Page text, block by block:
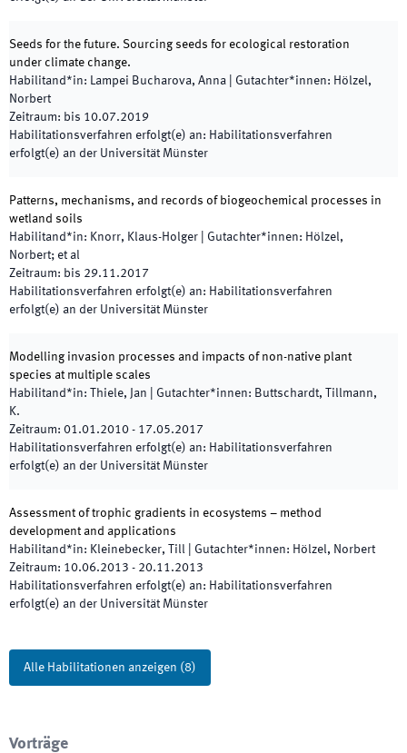
Seeds for the future. Sourcing seeds for ecological restoration
under climate change.
Habilitand*in: Lampei Bucharova, Anna Gutachter*innen: Hölzel,
Norbert
Zeitraum: bis 10.07.2019
Habilitationsverfahren erfolgt(e) an: Habilitationsverfahren
erfolgt(e) an der Universität Münster
Patterns, mechanisms, and records of biogeochemical processes in
wetland soils
Habilitand*in: Knorr, Klaus-Holger Gutachter*innen: Hölzel,
Norbert; et al
Zeitraum: bis 29.11.2017
Habilitationsverfahren erfolgt(e) an: Habilitationsverfahren
erfolgt(e) an der Universität Münster
Modelling invasion processes and impacts of non-native plant
species at multiple scales
Habilitand*in: Thiele, Jan Gutachter*innen: Buttschardt, Tillmann,
K.
Zeitraum: 01.01.2010 - 17.05.2017
Habilitationsverfahren erfolgt(e) an: Habilitationsverfahren
erfolgt(e) an der Universität Münster
Assessment of trophic gradients in ecosystems – method
development and applications
Habilitand*in: Kleinebecker, Till Gutachter*innen: Hölzel, Norbert
Zeitraum: 10.06.2013 - 20.11.2013
Habilitationsverfahren erfolgt(e) an: Habilitationsverfahren
erfolgt(e) an der Universität Münster
Alle Habilitationen anzeigen (8)
Vorträge